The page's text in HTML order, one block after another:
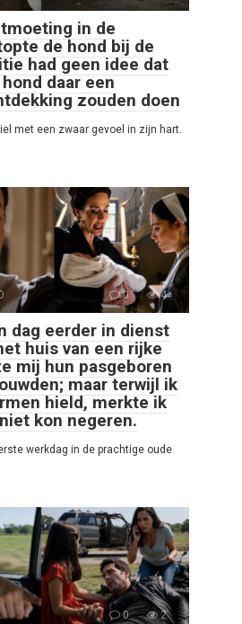
in de
de hond bij de
had geen idee dat
daar een
zouden doen
met een zwaar gevoel in zijn hart.
0 4
dag eerder in dienst
huis van een rijke
mij hun pasgeboren
maar terwijl ik
hield, merkte ik
kon negeren.
werkdag in de prachtige oude
0 2